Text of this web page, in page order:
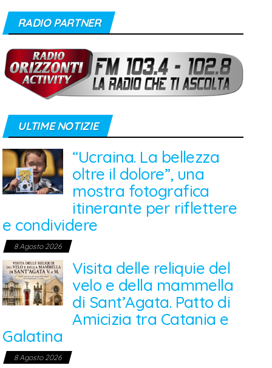
RADIO PARTNER
ULTIME NOTIZIE
“Ucraina. La bellezza
oltre il dolore”, una
mostra fotografica
itinerante per riflettere
e condividere
8 Agosto 2026
Visita delle reliquie del
velo e della mammella
di Sant’Agata. Patto di
Amicizia tra Catania e
Galatina
8 Agosto 2026